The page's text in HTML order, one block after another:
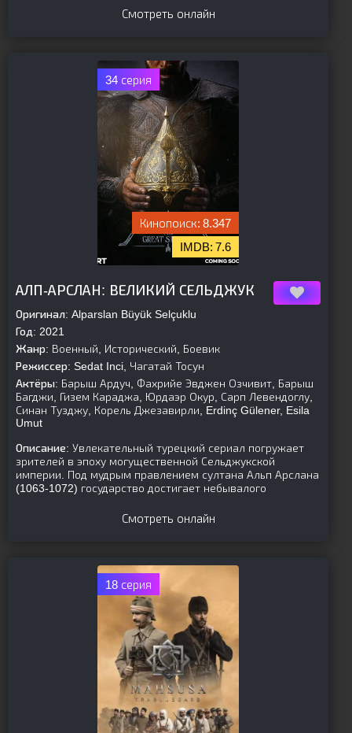
Смотреть онлайн
34 серия
8.347
7.6
АЛП-АРСЛАН: ВЕЛИКИЙ СЕЛЬДЖУК
Оригинал: Alparslan Büyük Selçuklu
Год: 2021
Жанр: Военный, Исторический, Боевик
Режиссер: Sedat Inci, Чагатай Тосун
Актёры: Барыш Ардуч, Фахрийе Эвджен Озчивит, Барыш
Багджи, Гизем Караджа, Юрдаэр Окур, Сарп Левендоглу,
Синан Тузджу, Корель Джезавирли, Erdinç Gülener, Esila
Umut
Описание: Увлекательный турецкий сериал погружает
зрителей в эпоху могущественной Сельджукской
империи. Под мудрым правлением султана Альп Арслана
(1063-1072) государство достигает небывалого
Смотреть онлайн
18 серия